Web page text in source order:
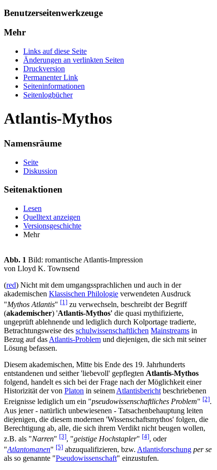
Benutzerseitenwerkzeuge
Mehr
Links auf diese Seite
Änderungen an verlinkten Seiten
Druckversion
Permanenter Link
Seiten­informationen
Seitenlogbücher
Atlantis-Mythos
Namensräume
Seite
Diskussion
Seitenaktionen
Lesen
Quelltext anzeigen
Versionsgeschichte
Mehr
Abb. 1 Bild: romantische Atlantis-Impression
von Lloyd K. Townsend
(red) Nicht mit dem umgangssprachlichen und auch in der
akademischen Klassischen Philologie verwendeten Ausdruck
"Mythos Atlantis" [1] zu verwechseln, beschreibt der Begriff
(akademischer) 'Atlantis-Mythos' die quasi mythifizierte,
ungeprüft ablehnende und lediglich durch Kolportage tradierte,
Betrachtungsweise des schulwissenschaftlichen Mainstreams in
Bezug auf das Atlantis-Problem und diejenigen, die sich mit seiner
Lösung befassen.
Diesem akademischen, Mitte bis Ende des 19. Jahrhunderts
entstandenen und seither 'liebevoll' gepflegten Atlantis-Mythos
folgend, handelt es sich bei der Frage nach der Möglichkeit einer
Historizität der von Platon in seinem Atlantisbericht beschriebenen
Ereignisse lediglich um ein "pseudowissenschaftliches Problem" [2].
Aus jener - natürlich unbewiesenen - Tatsachenbehauptung leiten
diejenigen, die diesem modernen 'Wissenschaftsmythos' folgen, die
Berechtigung ab, alle, die sich ihrem Verdikt nicht beugen wollen,
z.B. als "Narren" [3], "geistige Hochstapler" [4], oder
"Atlantomanen" [5] abzuqualifizieren, bzw. Atlantisforschung per se
als so genannte "Pseudowissenschaft" einzustufen.